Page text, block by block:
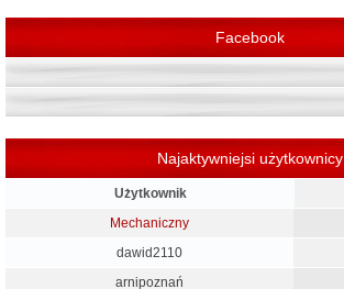
Facebook
Najaktywniejsi użytkownicy
Użytkownik
Mechaniczny
dawid2110
arnipoznań